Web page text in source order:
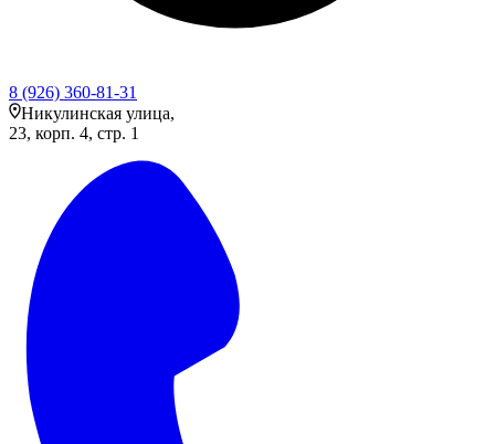
8 (926) 360-81-31
Никулинская улица,
23, корп. 4, стр. 1